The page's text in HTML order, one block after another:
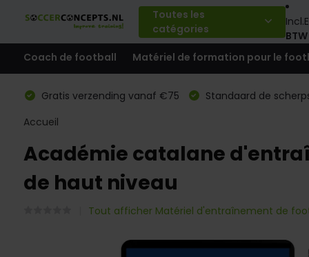
Toutes les
catégories
Incl.
BTW
Coach de football Matériel de formation pour le
Gratis verzending vanaf €75 Standaard de
Accueil
Académie catalane
de haut niveau
Tout afficher Matériel d'entraînement de